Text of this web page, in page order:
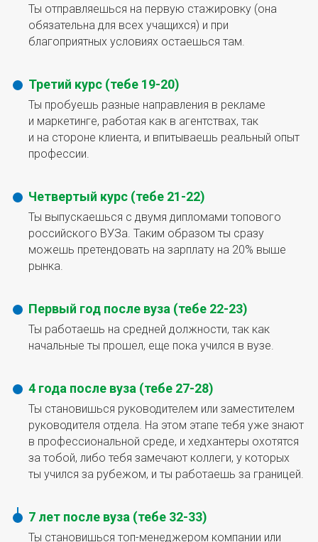
Ты отправляешься на первую стажировку (она
обязательна для всех учащихся) и при
благоприятных условиях остаешься там.
Третий курс (тебе 19-20)
Ты пробуешь разные направления в рекламе
и маркетинге, работая как в агентствах, так
и на стороне клиента, и впитываешь реальный опыт
профессии.
Четвертый курс (тебе 21-22)
Ты выпускаешься с двумя дипломами топового
российского ВУЗа. Таким образом ты сразу
можешь претендовать на зарплату на 20% выше
рынка.
Первый год после вуза (тебе 22-23)
Ты работаешь на средней должности, так как
начальные ты прошел, еще пока учился в вузе.
4 года после вуза (тебе 27-28)
Ты становишься руководителем или заместителем
руководителя отдела. На этом этапе тебя уже знают
в профессиональной среде, и хедхантеры охотятся
за тобой, либо тебя замечают коллеги, у которых
ты учился за рубежом, и ты работаешь за границей.
7 лет после вуза (тебе 32-33)
Ты становишься топ-менеджером компании или